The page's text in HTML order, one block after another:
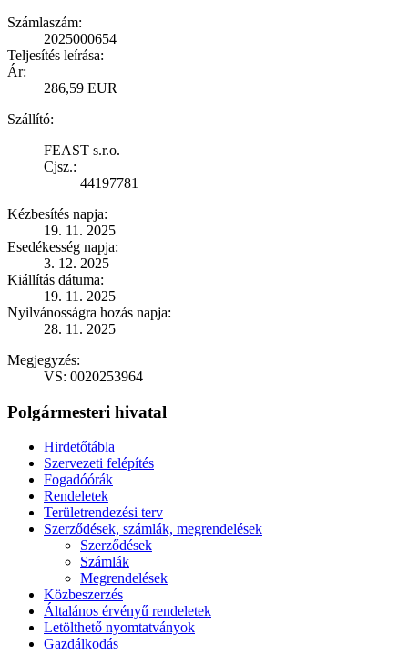
Számlaszám:
2025000654
Teljesítés leírása:
Ár:
286,59 EUR
Szállító:
FEAST s.r.o.
Cjsz.:
44197781
Kézbesítés napja:
19. 11. 2025
Esedékesség napja:
3. 12. 2025
Kiállítás dátuma:
19. 11. 2025
Nyilvánosságra hozás napja:
28. 11. 2025
Megjegyzés:
VS: 0020253964
Polgármesteri hivatal
Hirdetőtábla
Szervezeti felépítés
Fogadóórák
Rendeletek
Területrendezési terv
Szerződések, számlák, megrendelések
Szerződések
Számlák
Megrendelések
Közbeszerzés
Általános érvényű rendeletek
Letölthető nyomtatványok
Gazdálkodás